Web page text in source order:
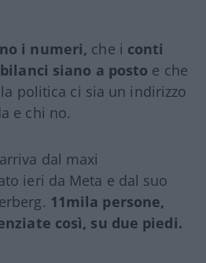
i numeri, che i conti
siano a posto e che
politica ci sia un indirizzo
e chi no.
dal maxi
ieri da Meta e dal suo
11mila persone,
così, su due piedi.